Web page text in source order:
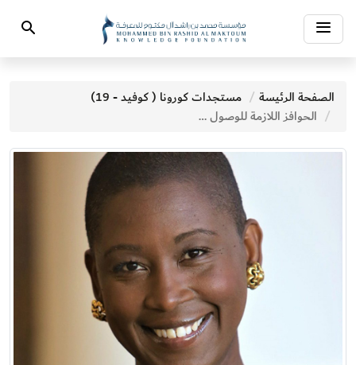
Toggle
navigation
Search
الصفحة الرئيسة
مستجدات كورونا ( كوفيد - 19)
الحوافز اللازمة للوصول العالمي للقاحات